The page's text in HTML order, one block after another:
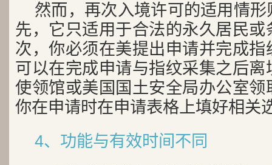
然而，再次入境许可的适用情
先，它只适用于合法的永久居民
次，你必须在美提出申请并完成
可以在完成申请与指纹采集之后
使领馆或美国国土安全局办公室
你在申请时在申请表格上填好相关
4、功能与有效时间不同